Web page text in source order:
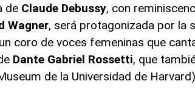
de Claude Debussy, con
Wagner, será protagonizada por la
coro de voces femeninas que
Dante Gabriel Rossetti, que
de la Universidad de